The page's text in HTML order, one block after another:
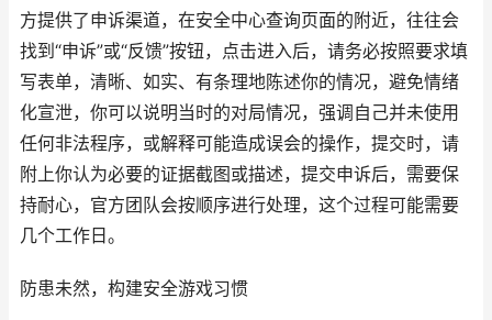
方提供了申诉渠道，在安全中心查询页面的附近，往往会
找到“申诉”或“反馈”按钮，点击进入后，请务必按照要求填
写表单，清晰、如实、有条理地陈述你的情况，避免情绪
化宣泄，你可以说明当时的对局情况，强调自己并未使用
任何非法程序，或解释可能造成误会的操作，提交时，请
附上你认为必要的证据截图或描述，提交申诉后，需要保
持耐心，官方团队会按顺序进行处理，这个过程可能需要
几个工作日。
防患未然，构建安全游戏习惯